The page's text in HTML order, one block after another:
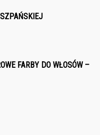
FARBY DO WŁOSÓW –